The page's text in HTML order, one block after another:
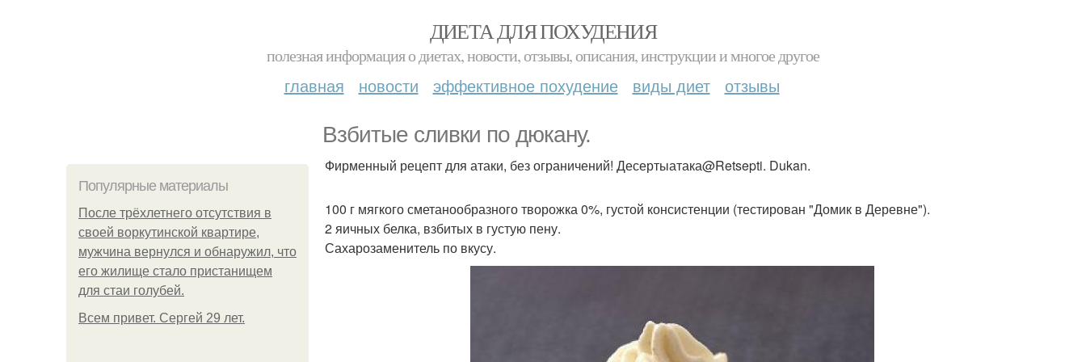
ДИЕТА ДЛЯ ПОХУДЕНИЯ
полезная информация о диетах, новости, отзывы, описания, инструкции и многое другое
главная новости эффективное похудение виды диет отзывы
Взбитые сливки по дюкану.
Популярные материалы
После трёхлетнего отсутствия в
своей воркутинской квартире,
мужчина вернулся и обнаружил, что
его жилище стало пристанищем
для стаи голубей.
Всем привет. Сергей 29 лет.
Фирменный рецепт для атаки, без ограничений! Десертыатака@Retsepti. Dukan.
100 г мягкого сметанообразного творожка 0%, густой консистенции (тестирован "Домик в Деревне").
2 яичных белка, взбитых в густую пену.
Сахарозаменитель по вкусу.